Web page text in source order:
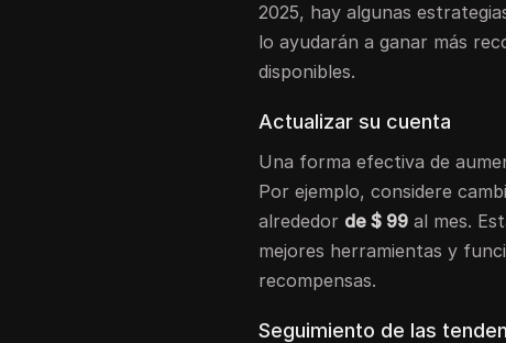
2025, hay algunas
lo ayudarán a ganar más
disponibles.
Actualizar su cuenta
Una forma efectiva de
Por ejemplo, considere
alrededor de $ 99 al mes.
mejores herramientas y
recompensas.
Seguimiento de las